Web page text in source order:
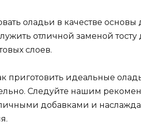
оладьи в качестве
отличной заменой
слоев.
приготовить идеальные
Следуйте нашим
добавками и